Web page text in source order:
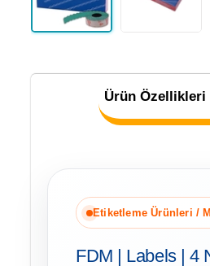
Ürün Özellikleri
Etiketleme Ürünleri /
FDM | Labels | 4